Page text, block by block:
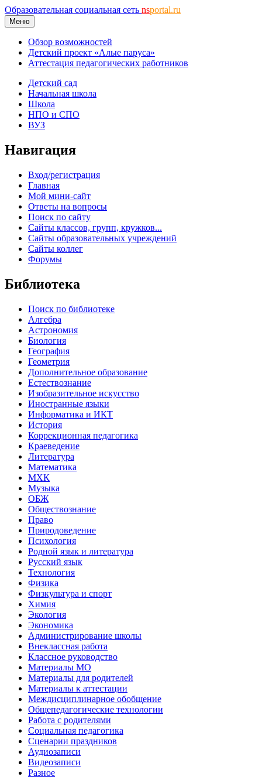
Образовательная социальная сеть nsportal.ru
Меню
Обзор возможностей
Детский проект «Алые паруса»
Аттестация педагогических работников
Детский сад
Начальная школа
Школа
НПО и СПО
ВУЗ
Навигация
Вход/регистрация
Главная
Мой мини-сайт
Ответы на вопросы
Поиск по сайту
Сайты классов, групп, кружков...
Сайты образовательных учреждений
Сайты коллег
Форумы
Библиотека
Поиск по библиотеке
Алгебра
Астрономия
Биология
География
Геометрия
Дополнительное образование
Естествознание
Изобразительное искусство
Иностранные языки
Информатика и ИКТ
История
Коррекционная педагогика
Краеведение
Литература
Математика
МХК
Музыка
ОБЖ
Обществознание
Право
Природоведение
Психология
Родной язык и литература
Русский язык
Технология
Физика
Физкультура и спорт
Химия
Экология
Экономика
Администрирование школы
Внеклассная работа
Классное руководство
Материалы МО
Материалы для родителей
Материалы к аттестации
Междисциплинарное обобщение
Общепедагогические технологии
Работа с родителями
Социальная педагогика
Сценарии праздников
Аудиозаписи
Видеозаписи
Разное